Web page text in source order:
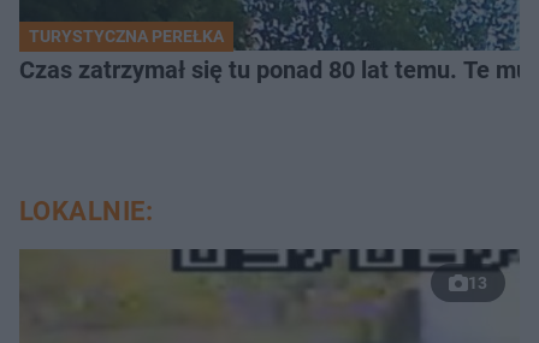
TURYSTYCZNA PEREŁKA
Czas zatrzymał się tu ponad 80 lat temu. Te
LOKALNIE:
13